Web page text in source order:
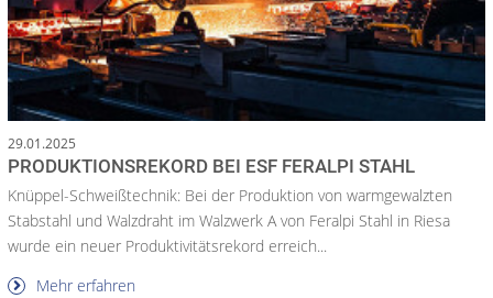
29.01.2025
PRODUKTIONSREKORD BEI ESF FERALPI STAHL
Knüppel-Schweißtechnik: Bei der Produktion von warmgewalzten
Stabstahl und Walzdraht im Walzwerk A von Feralpi Stahl in Riesa
wurde ein neuer Produktivitätsrekord erreich...
Mehr erfahren